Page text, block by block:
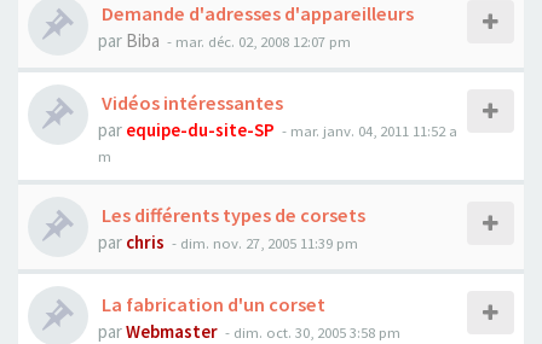
Demande d'adresses d'appareilleurs
par Biba - mar. déc. 02, 2008 12:07 pm
Vidéos intéressantes
par equipe-du-site-SP - mar. janv. 04, 2011 11:52 a
m
Les différents types de corsets
par chris - dim. nov. 27, 2005 11:39 pm
La fabrication d'un corset
parWebmaster - dim. oct. 30, 2005 3:58 pm